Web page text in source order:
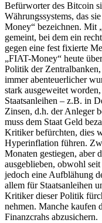
Befürworter des Bitcoin
Währungssystems, das
Money“ bezeichnen. Mit
gemeint, bei dem ein
gegen eine fest fixierte
„FIAT-Money“ heute
Politik der
immer abenteuerlicher
stark ausgeweitet
Staatsanleihen – z.B. in
Zinsen, d.h. der Anleger
muss dem Staat Geld
Kritiker befürchten, dies
Hyperinflation führen.
Monaten gestiegen, aber
ausgeblieben, obwohl
jedoch eine Aufblähung
allem für Staatsanleihen
Kritiker dieser Politik
nehmen. Manche kaufen
Finanzcrahs abzusichern.